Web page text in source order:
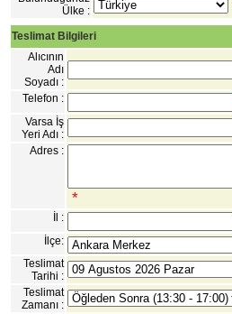
Ülke :
Teslimat Bilgileri
Alıcının
Adı
Soyadı :
Telefon :
Varsa İş
Yeri Adı :
Adres :
*
İl :
İlçe:
Teslimat
Tarihi :
Teslimat
Zamanı :